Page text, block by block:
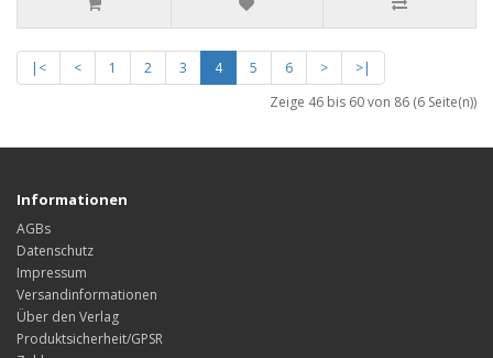
|< < 1 2 3 4 5 6 >
>|
Zeige 46 bis 60 von 86 (6 Seite(n))
Informationen
AGBs
Datenschutz
Impressum
Versandinformationen
Über den Verlag
Produktsicherheit/GPSR